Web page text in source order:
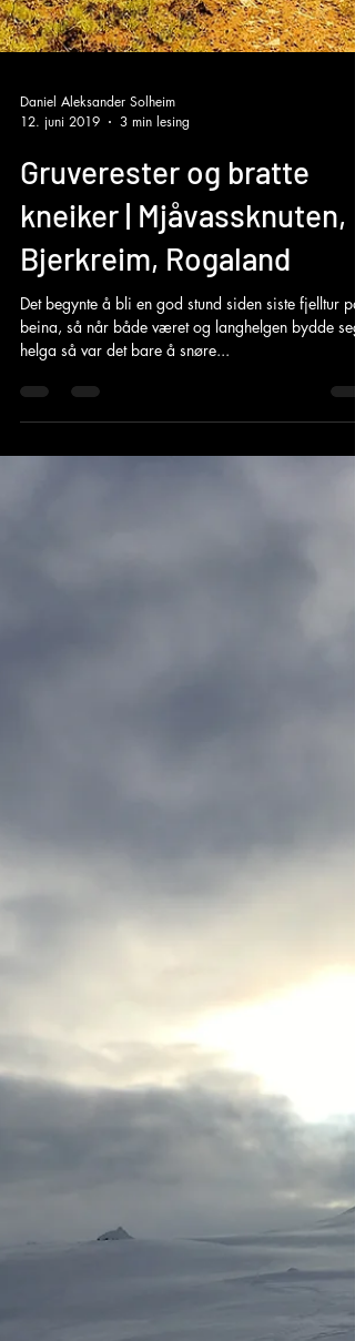
Daniel Aleksander Solheim
12. juni 2019
3 min lesing
Gruverester og bratte
kneiker | Mjåvassknuten,
Bjerkreim, Rogaland
Det begynte å bli en god stund siden siste fjelltur på
beina, så når både været og langhelgen bydde